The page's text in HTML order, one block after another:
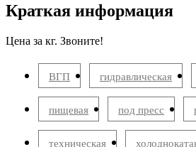
Краткая информация
Цена за кг. Звоните!
ВГП гидравлическая
пищевая под пресс
техническая